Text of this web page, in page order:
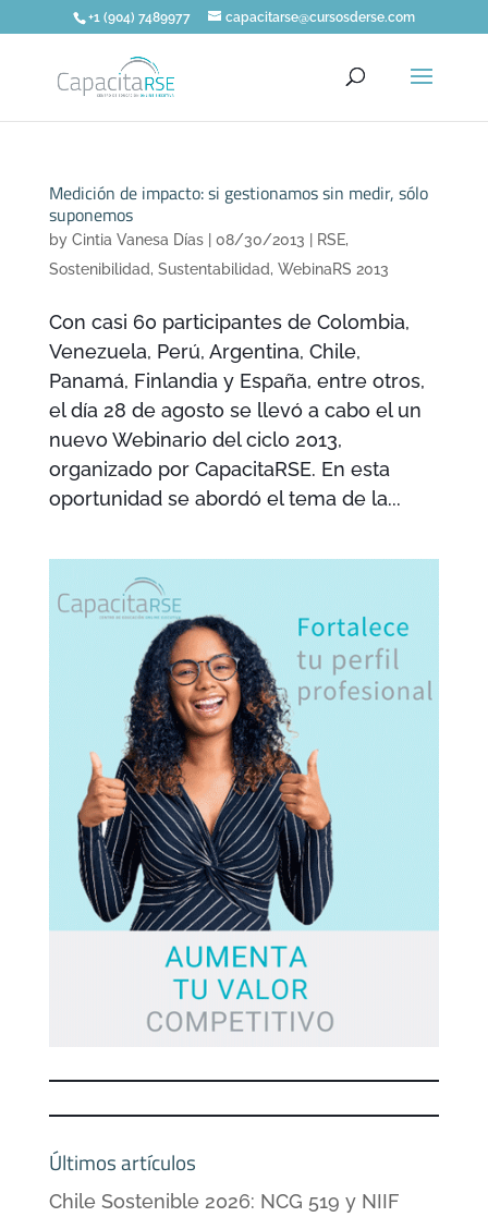
+1 (904) 7489977 capacitarse@cursosderse.com
Medición de impacto: si gestionamos sin medir, sólo
suponemos
by Cintia Vanesa Días| 08/30/2013 RSE,
Sostenibilidad, Sustentabilidad, WebinaRS 2013
Con casi 60 participantes de Colombia,
Venezuela, Perú, Argentina, Chile,
Panamá, Finlandia y España, entre otros,
el día 28 de agosto se llevó a cabo el un
nuevo Webinario del ciclo 2013,
organizado por CapacitaRSE. En esta
oportunidad se abordó el tema de la...
Últimos artículos
Chile Sostenible 2026: NCG 519 y NIIF